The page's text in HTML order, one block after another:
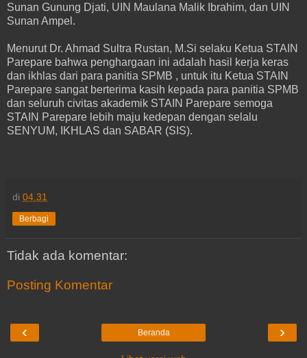
Sunan Gunung Djati, UIN Maulana Malik Ibrahim, dan UIN
Sunan Ampel.
Menurut Dr. Ahmad Sultra Rustan, M.Si selaku Ketua STAIN
Parepare bahwa penghargaan ini adalah hasil kerja keras
dan ikhlas dari para panitia SPMB , untuk itu Ketua STAIN
Parepare sangat berterima kasih kepada para panitia SPMB
dan seluruh civitas akademik STAIN Parepare semoga
STAIN Parepare lebih maju kedepan dengan selalu
SENYUM, IKHLAS dan SABAR (SIS).
di 04.31
Berbagi
Tidak ada komentar:
Posting Komentar
‹ ›
Beranda